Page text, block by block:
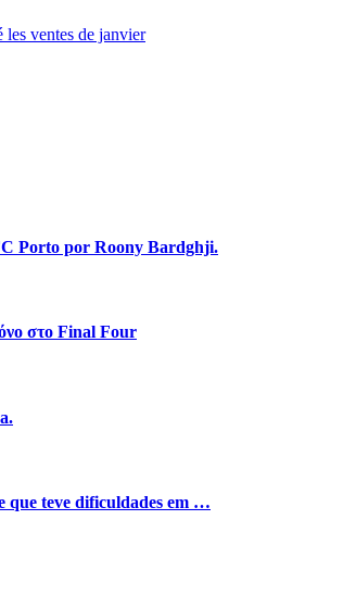
ventes de janvier
Porto por Roony Bardghji.
στο Final Four
que teve dificuldades em …